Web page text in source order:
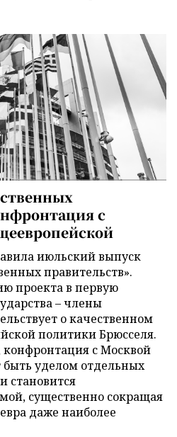
с
июльский выпуск
правительств».
проекта в первую
– члены
о качественном
политики Брюсселя.
с Москвой
быть уделом отдельных
становится
существенно сокращая
даже наиболее